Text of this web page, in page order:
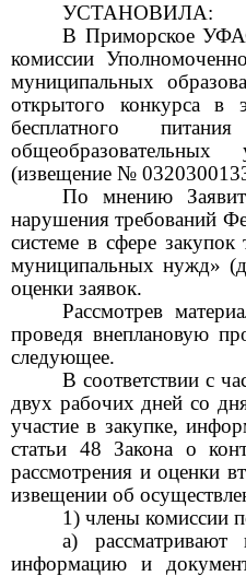
УСТАНОВИЛА:
В Приморское
комиссии
муниципальных
открытого конкурса в
бесплатного
(извещение №
По мнению
нарушения требований
системе в сфере закупок
муниципальных нужд»
оценки заявок.
Рассмотрев
проведя внеплановую
следующее.
В соответствии с
двух рабочих дней со
участие в закупке,
статьи 48 Закона о
рассмотрения и оценки
извещении об
1) члены комиссии
а)
информацию и